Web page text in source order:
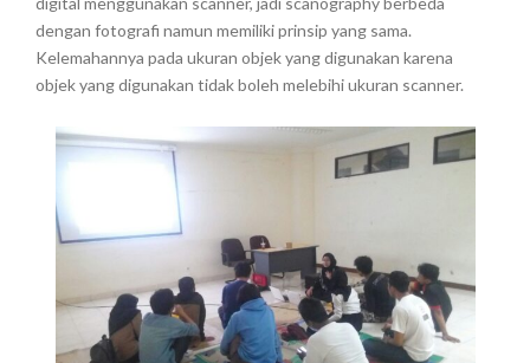
dengan fotografi namun memiliki prinsip yang sama.
Kelemahannya pada ukuran objek yang digunakan karena
objek yang digunakan tidak boleh melebihi ukuran scanner.